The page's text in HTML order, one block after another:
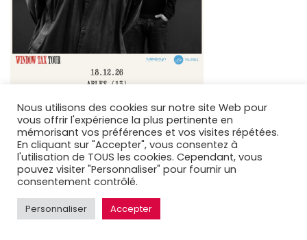
Filtrer par artiste
Nous utilisons des cookies sur notre site Web pour
vous offrir l'expérience la plus pertinente en
mémorisant vos préférences et vos visites répétées.
En cliquant sur "Accepter", vous consentez à
l'utilisation de TOUS les cookies. Cependant, vous
pouvez visiter "Personnaliser" pour fournir un
consentement contrôlé.
Personnaliser Accepter